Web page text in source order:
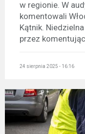
w regionie. W
komentowali
Kątnik.
przez
24 sierpnia 2025 - 16:16